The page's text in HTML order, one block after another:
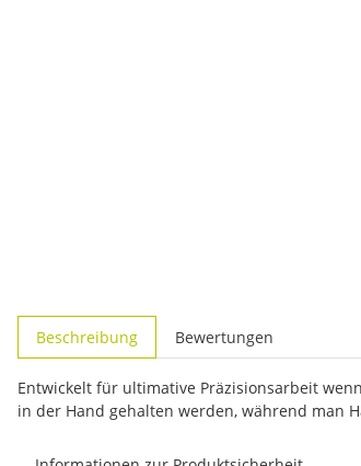
Beschreibung Bewertungen
Entwickelt für ultimative Präzisionsarbeit
in der Hand gehalten werden, während man